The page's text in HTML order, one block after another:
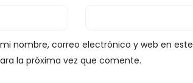
nombre, correo electrónico y web en este
la próxima vez que comente.